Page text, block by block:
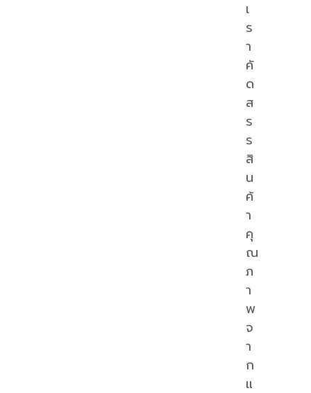
เ
ร
า
คั
ด
ส
ร
ร
สิ
น
ค้
า
คุ
ณ
ภ
า
พ
จ
า
ก
แ